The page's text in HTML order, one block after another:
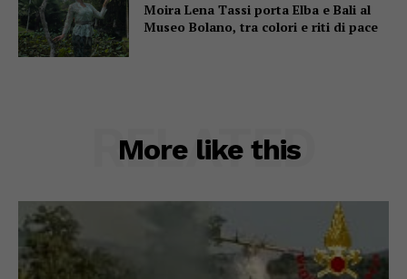
Moira Lena Tassi porta Elba e Bali al
Museo Bolano, tra colori e riti di pace
More like this
RELATED